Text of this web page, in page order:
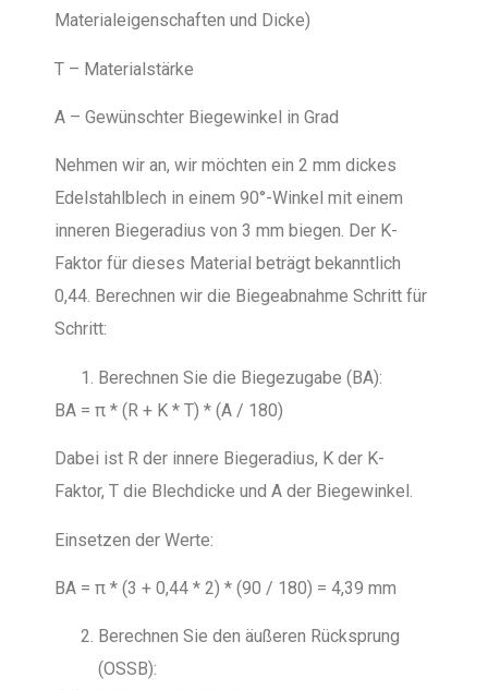
Materialeigenschaften und Dicke)
T – Materialstärke
A – Gewünschter Biegewinkel in Grad
Nehmen wir an, wir möchten ein 2 mm dickes
Edelstahlblech in einem 90°-Winkel mit einem
inneren Biegeradius von 3 mm biegen. Der K-
Faktor für dieses Material beträgt bekanntlich
0,44. Berechnen wir die Biegeabnahme Schritt für
Schritt:
Berechnen Sie die Biegezugabe (BA):
BA = π * (R + K * T) * (A / 180)
Dabei ist R der innere Biegeradius, K der K-
Faktor, T die Blechdicke und A der Biegewinkel.
Einsetzen der Werte:
BA = π * (3 + 0,44 * 2) * (90 / 180) = 4,39 mm
Berechnen Sie den äußeren Rücksprung
(OSSB):